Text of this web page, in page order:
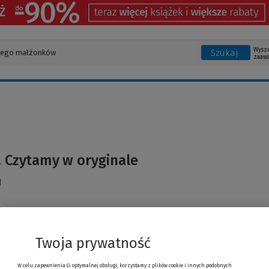
Szukaj
Czytamy w oryginale
Twoja prywatność
W celu zapewnienia Ci optymalnej obsługi, korzystamy z plików cookie i innych podobnych